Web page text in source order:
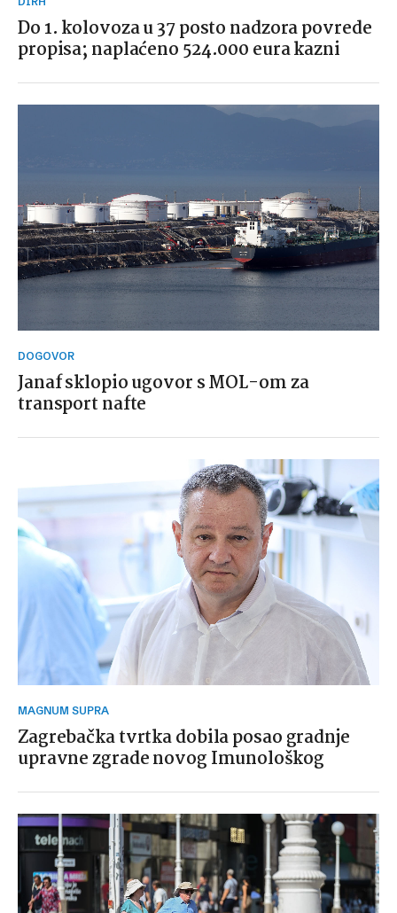
Do 1. kolovoza u 37 posto nadzora povrede
propisa; naplaćeno 524.000 eura kazni
DOGOVOR
Janaf sklopio ugovor s MOL-om za
transport nafte
MAGNUM SUPRA
Zagrebačka tvrtka dobila posao gradnje
upravne zgrade novog Imunološkog